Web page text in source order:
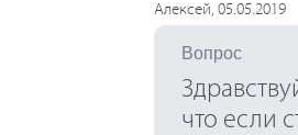
Алексей, 05.05.2019
Вопрос
что если